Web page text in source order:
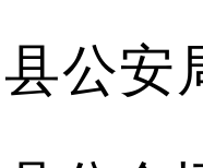
县公安